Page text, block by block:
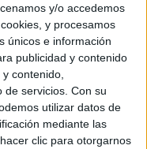
y/o accedemos
y procesamos
únicos e información
publicidad y contenido
contenido,
servicios. Con su
utilizar datos de
mediante las
clic para otorgarnos
Félix